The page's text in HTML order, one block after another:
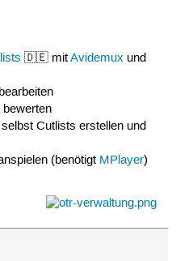
🇩🇪 mitAvidemux und
Cutlists erstellen und
(benötigt MPlayer)